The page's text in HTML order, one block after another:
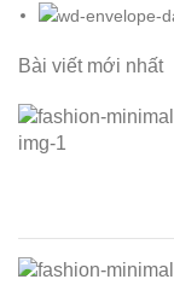
Bài viết mới nhất